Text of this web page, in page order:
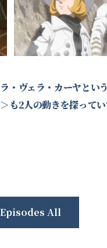
・ヴェラ・カーヤとい
2人の動きを探っていて
All